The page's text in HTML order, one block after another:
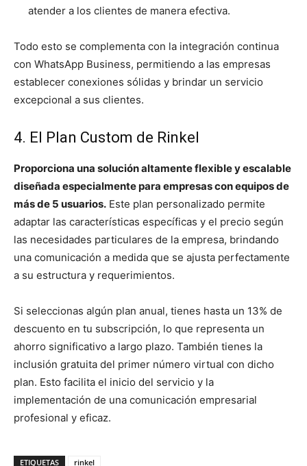
atender a los clientes de manera efectiva.
Todo esto se complementa con la integración continua
con WhatsApp Business, permitiendo a las empresas
establecer conexiones sólidas y brindar un servicio
excepcional a sus clientes.
4. El Plan Custom de Rinkel
Proporciona una solución altamente flexible y escalable
diseñada especialmente para empresas con equipos de
más de 5 usuarios. Este plan personalizado permite
adaptar las características específicas y el precio según
las necesidades particulares de la empresa, brindando
una comunicación a medida que se ajusta perfectamente
a su estructura y requerimientos.
Si seleccionas algún plan anual, tienes hasta un 13% de
descuento en tu subscripción, lo que representa un
ahorro significativo a largo plazo. También tienes la
inclusión gratuita del primer número virtual con dicho
plan. Esto facilita el inicio del servicio y la
implementación de una comunicación empresarial
profesional y eficaz.
ETIQUETAS rinkel